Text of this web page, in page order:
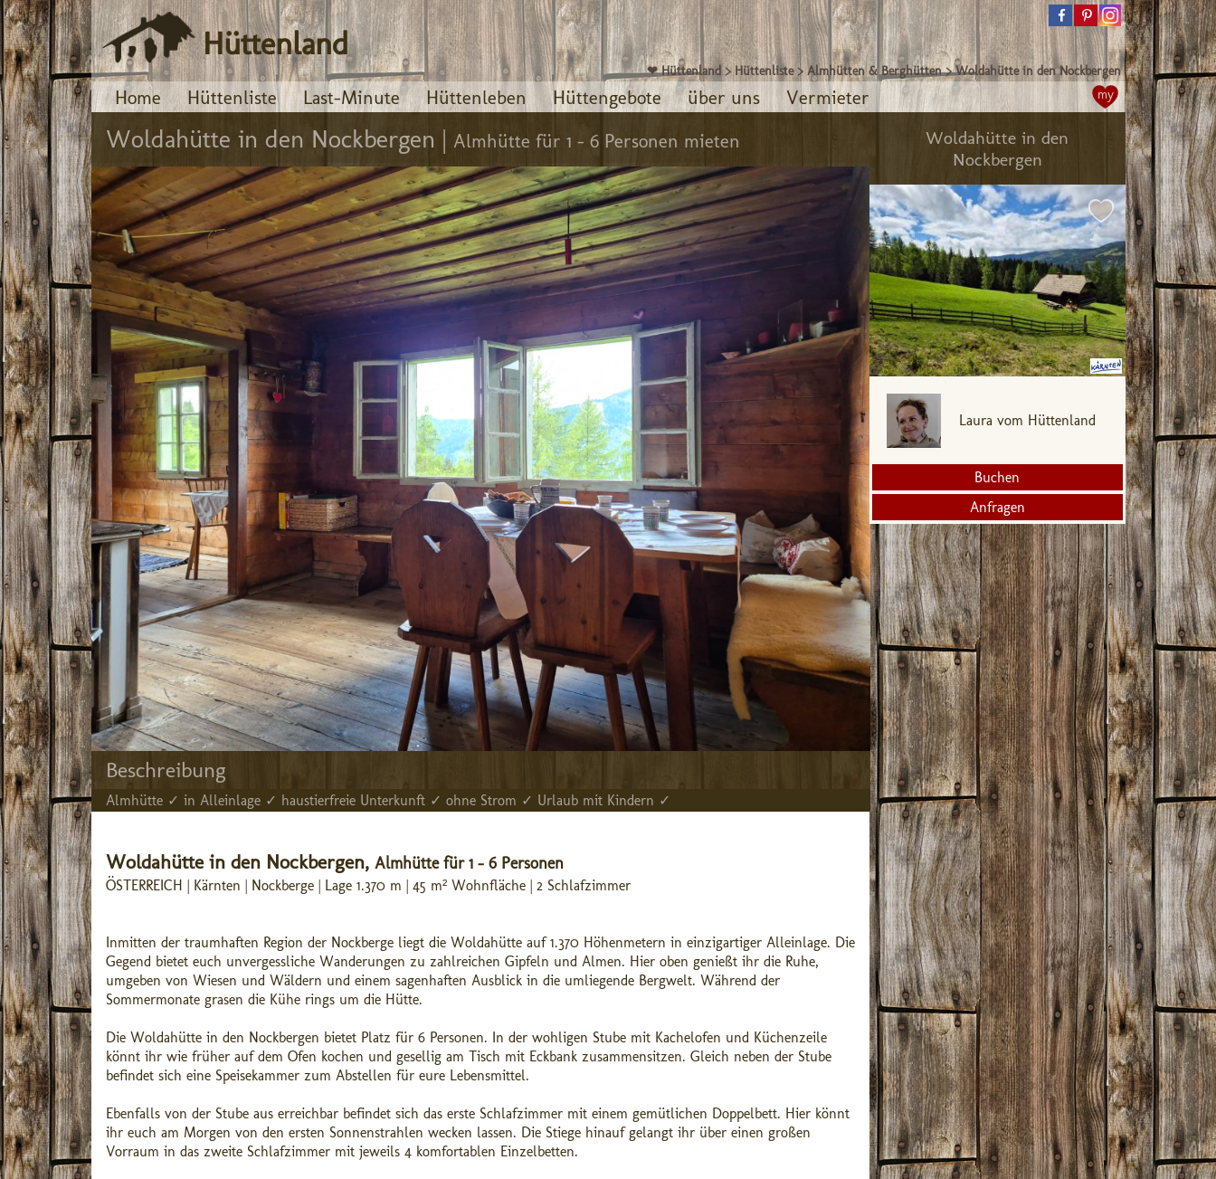
❤ Hüttenland > Hüttenliste >Almhütten & Berghütten >Woldahütte in den Nockbergen
Hüttenland
Home Hüttenliste Last-Minute Hüttenleben Hüttengebote über uns Vermieter my
Woldahütte in den Nockbergen | Almhütte für 1 - 6 Personen mieten
Beschreibung
Almhütte ✓ in Alleinlage ✓ haustierfreie Unterkunft ✓ ohne Strom ✓ Urlaub mit Kindern ✓
Woldahütte in den Nockbergen, Almhütte für 1 - 6 Personen
ÖSTERREICH | Kärnten | Nockberge | Lage 1.370 m | 45 m² Wohnfläche | 2 Schlafzimmer
Inmitten der traumhaften Region der Nockberge liegt die Woldahütte auf 1.370 Höhenmetern in einzigartiger Alleinlage. Die
Gegend bietet euch unvergessliche Wanderungen zu zahlreichen Gipfeln und Almen. Hier oben genießt ihr die Ruhe,
umgeben von Wiesen und Wäldern und einem sagenhaften Ausblick in die umliegende Bergwelt. Während der
Sommermonate grasen die Kühe rings um die Hütte.
Die Woldahütte in den Nockbergen bietet Platz für 6 Personen. In der wohligen Stube mit Kachelofen und Küchenzeile
könnt ihr wie früher auf dem Ofen kochen und gesellig am Tisch mit Eckbank zusammensitzen. Gleich neben der Stube
befindet sich eine Speisekammer zum Abstellen für eure Lebensmittel.
Ebenfalls von der Stube aus erreichbar befindet sich das erste Schlafzimmer mit einem gemütlichen Doppelbett. Hier könnt
ihr euch am Morgen von den ersten Sonnenstrahlen wecken lassen. Die Stiege hinauf gelangt ihr über einen großen
Vorraum in das zweite Schlafzimmer mit jeweils 4 komfortablen Einzelbetten.
Woldahütte in den
Nockbergen
Laura vom Hüttenland
Buchen
Anfragen